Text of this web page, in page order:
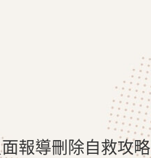
報導刪除自救攻略